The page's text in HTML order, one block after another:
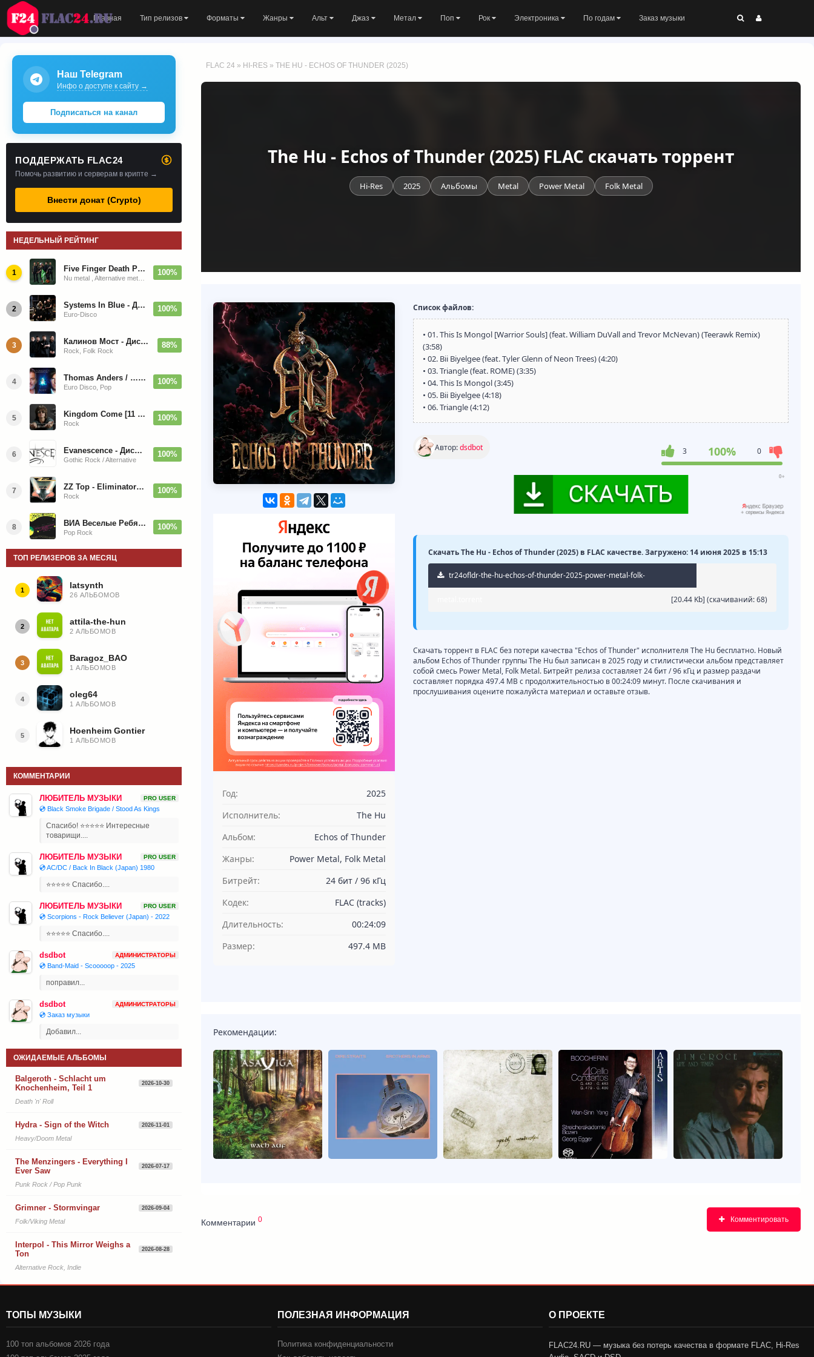
Главная Тип релизов Форматы Жанры Альт Джаз Метал Поп Рок Электроника По годам Заказ музыки
FLAC 24 » HI-RES » THE HU - ECHOS OF THUNDER (2025)
The Hu - Echos of Thunder (2025) FLAC скачать торрент
Hi-Res 2025 Альбомы Metal Power Metal Folk Metal
Год:
2025
Исполнитель:
The Hu
Альбом:
Echos of Thunder
Жанры:
Power Metal, Folk Metal
Битрейт:
24 бит / 96 кГц
Кодек:
FLAC (tracks)
Длительность:
00:24:09
Размер:
497.4 MB
Список файлов:
• 01. This Is Mongol [Warrior Souls] (feat. William DuVall and Trevor McNevan) (Teerawk Remix)
(3:58)
• 02. Bii Biyelgee (feat. Tyler Glenn of Neon Trees) (4:20)
• 03. Triangle (feat. ROME) (3:35)
• 04. This Is Mongol (3:45)
• 05. Bii Biyelgee (4:18)
• 06. Triangle (4:12)
Автор:dsdbot 3 100% 0
Скачать The Hu - Echos of Thunder (2025) в FLAC качестве. Загружено: 14 июня 2025 в 15:13
tr24ofldr-the-hu-echos-of-thunder-2025-power-metal-folk-
[20.44 Kb] (cкачиваний: 68)
Скачать торрент в FLAC без потери качества "Echos of Thunder" исполнителя The Hu бесплатно. Новый
альбом Echos of Thunder группы The Hu был записан в 2025 году и стилистически альбом представляет
собой смесь Power Metal, Folk Metal. Битрейт релиза составляет 24 бит / 96 кГц и размер раздачи
составляет порядка 497.4 MB с продолжительностью в 00:24:09 минут. После скачивания и
прослушивания оцените пожалуйста материал и оставьте отзыв.
Рекомендации:
Комментарии 0 Комментировать
Наш Telegram
Инфо о доступе к сайту →
Подписаться на канал
ПОДДЕРЖАТЬ FLAC24
Помочь развитию и серверам в крипте →
Внести донат (Crypto)
НЕДЕЛЬНЫЙ РЕЙТИНГ
1 Five Finger Death Punch - Дискография (2008-2026) 100%
2 Systems In Blue - Дискография (2020-2026)
Euro-Disco
100%
3 Калинов Мост - Дискография (1986-2026)
Rock, Folk Rock
88%
4 Thomas Anders / … Sings Modern Talking: The Best hi-res
Euro Disco, Pop
100%
5 Kingdom Come [11 Albums] 1988-2009
Rock
100%
6 Evanescence - Дискография (1998-2026)
Gothic Rock / Alternative
100%
7 ZZ Top - Eliminator 1983
Rock
100%
8 ВИА Веселые Ребята - Любовь - Огромная Страна - 1974/2026
Pop Rock
100%
ТОП РЕЛИЗЕРОВ ЗА МЕСЯЦ
1 latsynth
26 АЛЬБОМОВ
2 attila-the-hun
2 АЛЬБОМОВ
3 Baragoz_BAO
1 АЛЬБОМОВ
4 oleg64
1 АЛЬБОМОВ
5 Hoenheim Gontier
1 АЛЬБОМОВ
КОММЕНТАРИИ
ЛЮБИТЕЛЬ МУЗЫКИ PRO USER
💿 Black Smoke Brigade / Stood As Kings
Спасибо! ⭐⭐⭐⭐⭐ Интересные
товарищи....
ЛЮБИТЕЛЬ МУЗЫКИ PRO USER
💿 AC/DC / Back In Black (Japan) 1980
⭐⭐⭐⭐⭐ Спасибо....
ЛЮБИТЕЛЬ МУЗЫКИ PRO USER
💿 Scorpions - Rock Believer (Japan) - 2022
⭐⭐⭐⭐⭐ Спасибо....
dsdbot АДМИНИСТРАТОРЫ
💿 Band-Maid - Scooooop - 2025
поправил...
dsdbot АДМИНИСТРАТОРЫ
💿 Заказ музыки
Добавил...
ОЖИДАЕМЫЕ АЛЬБОМЫ
Balgeroth - Schlacht um
Knochenheim, Teil 1
2026-10-30
Death 'n' Roll
Hydra - Sign of the Witch 2026-11-01
Heavy/Doom Metal
The Menzingers - Everything I
Ever Saw
2026-07-17
Punk Rock / Pop Punk
Grimner - Stormvingar 2026-09-04
Folk/Viking Metal
Interpol - This Mirror Weighs a
Ton
2026-08-28
Alternative Rock, Indie
ТОПЫ МУЗЫКИ
100 топ альбомов 2026 года
ПОЛЕЗНАЯ ИНФОРМАЦИЯ
Политика конфиденциальности
О ПРОЕКТЕ
FLAC24.RU — музыка без потерь качества в формате FLAC, Hi-Res